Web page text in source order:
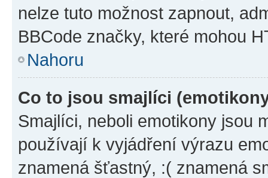
nelze tuto možnost zapnout,
BBCode značky, které mohou
Nahoru
Co to jsou smajlíci
Smajlíci, neboli emotikony jsou
používají k vyjádření výrazu
znamená šťastný, :( znamená